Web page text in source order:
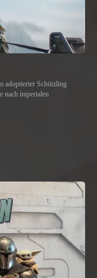
adoptierter Schützling
nach imperialen